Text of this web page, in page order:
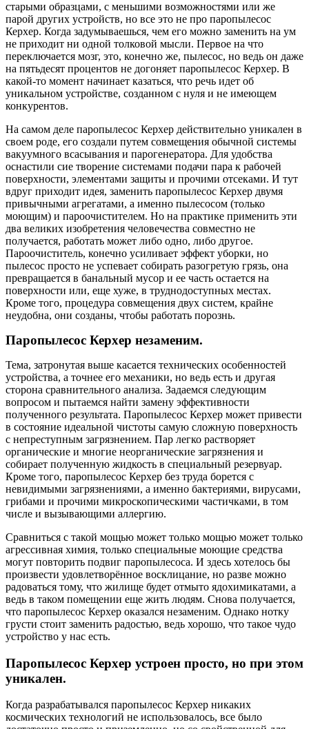
старыми образцами, с меньшими возможностями или же
парой других устройств, но все это не про паропылесос
Керхер. Когда задумываешься, чем его можно заменить на ум
не приходит ни одной толковой мысли. Первое на что
переключается мозг, это, конечно же, пылесос, но ведь он даже
на пятьдесят процентов не догоняет паропылесос Керхер. В
какой-то момент начинает казаться, что речь идет об
уникальном устройстве, созданном с нуля и не имеющем
конкурентов.
На самом деле паропылесос Керхер действительно уникален в
своем роде, его создали путем совмещения обычной системы
вакуумного всасывания и парогенератора. Для удобства
оснастили сие творение системами подачи пара к рабочей
поверхности, элементами защиты и прочими отсеками. И тут
вдруг приходит идея, заменить паропылесос Керхер двумя
привычными агрегатами, а именно пылесосом (только
моющим) и пароочистителем. Но на практике применить эти
два великих изобретения человечества совместно не
получается, работать может либо одно, либо другое.
Пароочиститель, конечно усиливает эффект уборки, но
пылесос просто не успевает собирать разогретую грязь, она
превращается в банальный мусор и ее часть остается на
поверхности или, еще хуже, в труднодоступных местах.
Кроме того, процедура совмещения двух систем, крайне
неудобна, они созданы, чтобы работать порознь.
Паропылесос Керхер незаменим.
Тема, затронутая выше касается технических особенностей
устройства, а точнее его механики, но ведь есть и другая
сторона сравнительного анализа. Задаемся следующим
вопросом и пытаемся найти замену эффективности
полученного результата. Паропылесос Керхер может привести
в состояние идеальной чистоты самую сложную поверхность
с непреступным загрязнением. Пар легко растворяет
органические и многие неорганические загрязнения и
собирает полученную жидкость в специальный резервуар.
Кроме того, паропылесос Керхер без труда борется с
невидимыми загрязнениями, а именно бактериями, вирусами,
грибами и прочими микроскопическими частичками, в том
числе и вызывающими аллергию.
Сравниться с такой мощью может только мощью может только
агрессивная химия, только специальные моющие средства
могут повторить подвиг паропылесоса. И здесь хотелось бы
произвести удовлетворённое восклицание, но разве можно
радоваться тому, что жилище будет отмыто ядохимикатами, а
ведь в таком помещении еще жить людям. Снова получается,
что паропылесос Керхер оказался незаменим. Однако нотку
грусти стоит заменить радостью, ведь хорошо, что такое чудо
устройство у нас есть.
Паропылесос Керхер устроен просто, но при этом
уникален.
Когда разрабатывался паропылесос Керхер никаких
космических технологий не использовалось, все было